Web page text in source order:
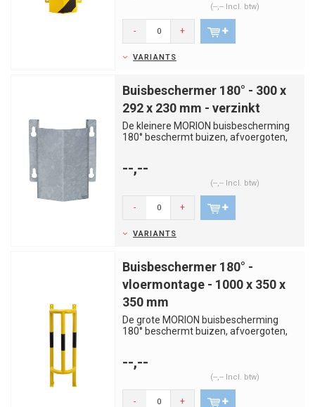
(--,-- Incl. btw)
- +
VARIANTS
Buisbeschermer 180° - 300 x
292 x 230 mm - verzinkt
De kleinere MORION buisbescherming
180° beschermt buizen, afvoergoten,
--,--
(--,-- Incl. btw)
- +
VARIANTS
Buisbeschermer 180° -
vloermontage - 1000 x 350 x
350 mm
De grote MORION buisbescherming
180° beschermt buizen, afvoergoten,
--,--
(--,-- Incl. btw)
- +